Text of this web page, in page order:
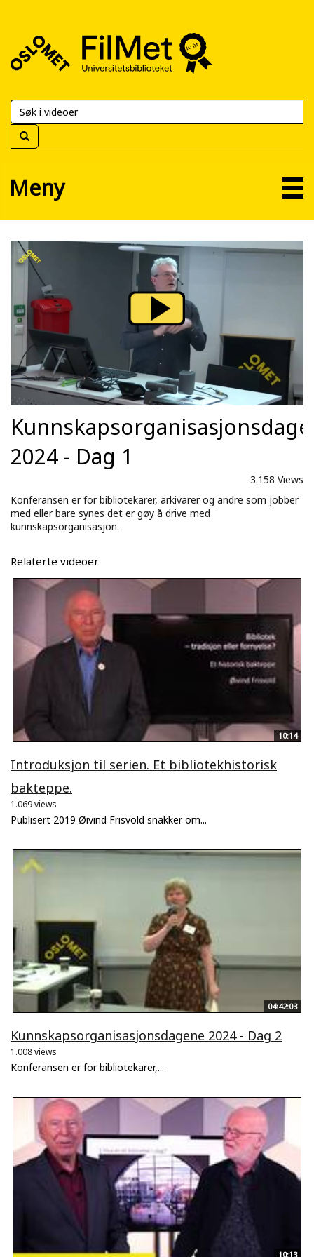
FilMet
Universitetsbiblioteket
Meny
2024 - Dag 1
3.158 Views
Konferansen er for bibliotekarer, arkivarer og andre som jobber
med eller bare synes det er gøy å drive med
kunnskapsorganisasjon.
Relaterte videoer
10:14
Introduksjon til serien. Et bibliotekhistorisk
bakteppe.
1.069 views
Publisert 2019 Øivind Frisvold snakker om...
04:42:03
Kunnskapsorganisasjonsdagene 2024 - Dag 2
1.008 views
Konferansen er for bibliotekarer,...
10:13